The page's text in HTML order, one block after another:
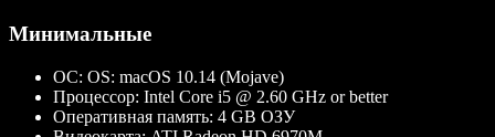
Минимальные
ОС: OS: macOS 10.14 (Mojave)
Процессор: Intel Core i5 @ 2.60 GHz or better
Оперативная память: 4 GB ОЗУ